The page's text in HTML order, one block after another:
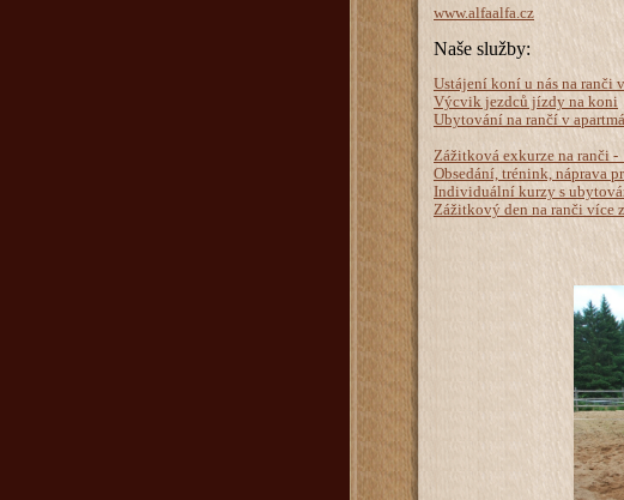
www.alfaalfa.cz
Naše služby:
Ustájení koní u nás na ranči
Výcvik jezdců jízdy na koni
Ubytování na rančí v
Zážitková exkurze na ranči
Obsedání, trénink, náprava
Individuální kurzy s
Zážitkový den na ranči více